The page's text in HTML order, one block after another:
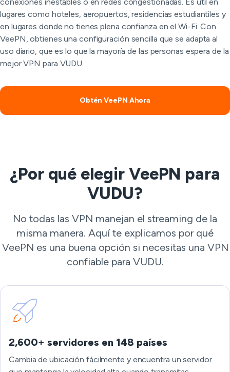
lugares como hoteles, aeropuertos, residencias estudiantiles y
en lugares donde no tienes plena confianza en el Wi-Fi. Con
VeePN, obtienes una configuración sencilla que se adapta al
uso diario, que es lo que la mayoría de las personas espera de la
mejor VPN para VUDU.
Obtén VeePN Ahora
¿Por qué elegir VeePN para
VUDU?
No todas las VPN manejan el streaming de la
misma manera. Aquí te explicamos por qué
VeePN es una buena opción si necesitas una VPN
confiable para VUDU.
2,600+ servidores en 148 países
Cambia de ubicación fácilmente y encuentra un servidor